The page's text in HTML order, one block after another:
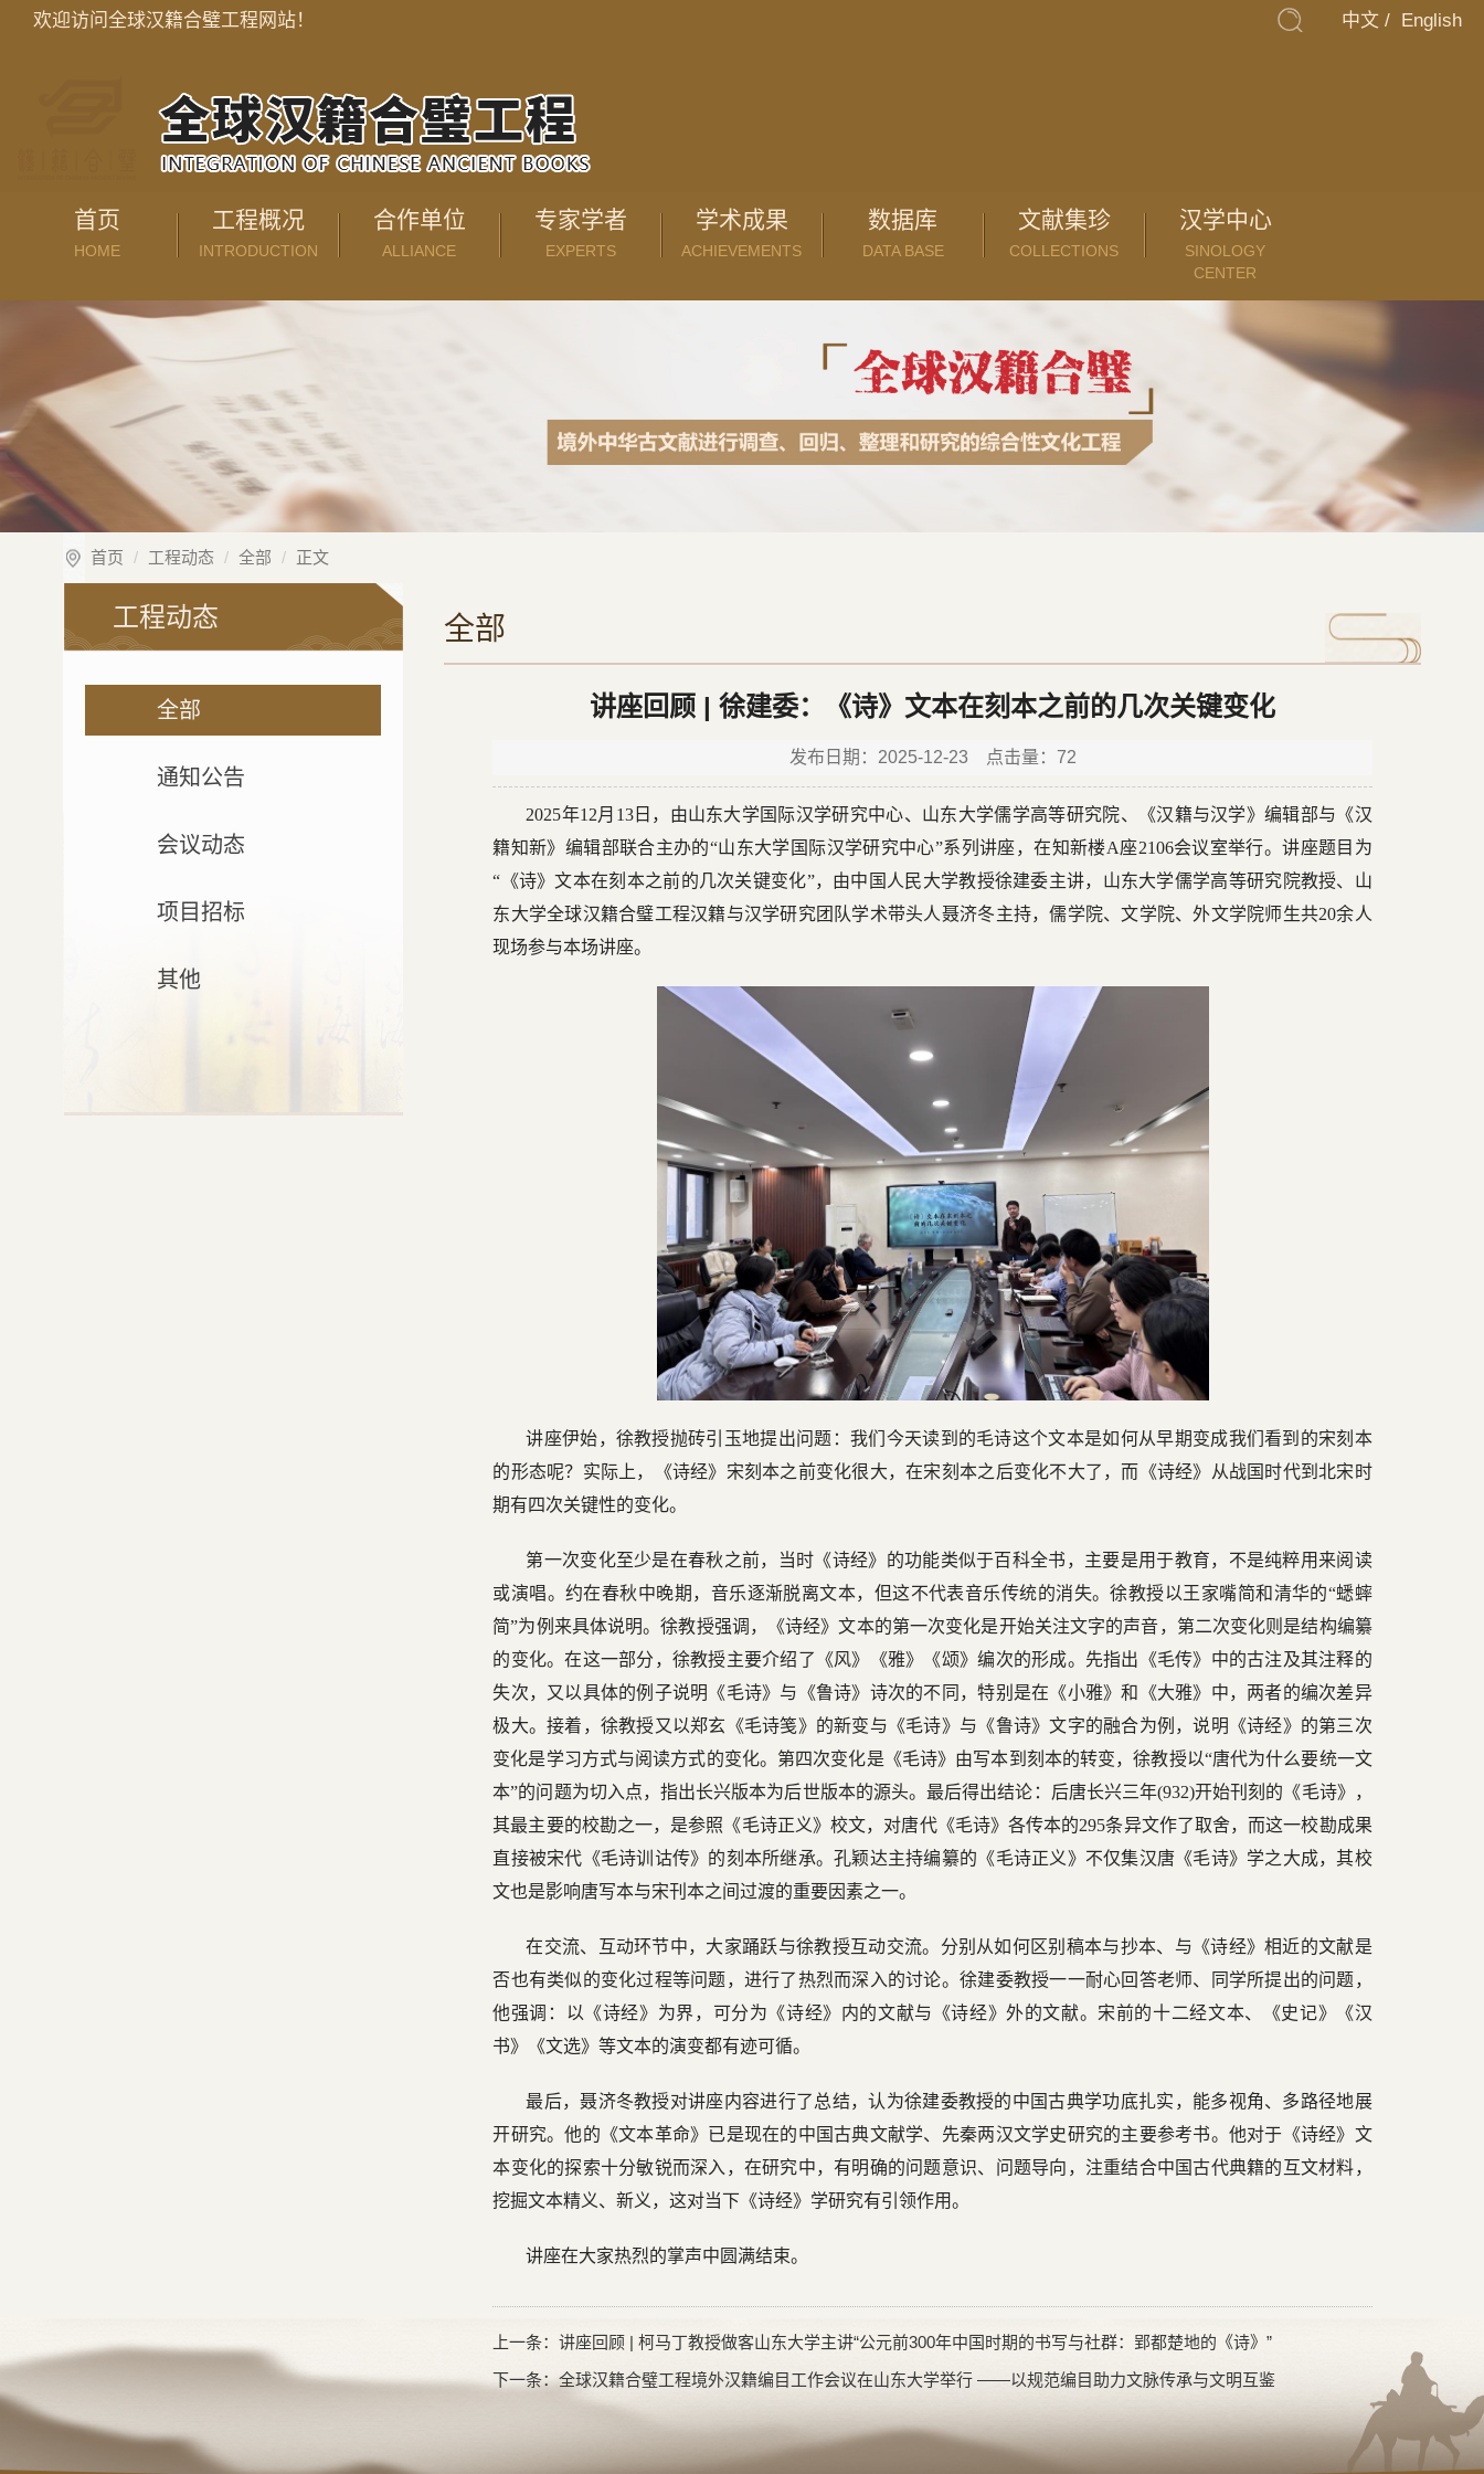
欢迎访问全球汉籍合璧工程网站！ 中文 / English
首页
HOME
工程概况
INTRODUCTION
合作单位
ALLIANCE
专家学者
EXPERTS
学术成果
ACHIEVEMENTS
数据库
DATA BASE
文献集珍
COLLECTIONS
汉学中心
SINOLOGY
CENTER
首页 工程动态 全部 正文
工程动态
全部
通知公告
会议动态
项目招标
其他
全部
讲座回顾 | 徐建委：《诗》文本在刻本之前的几次关键变化
发布日期：2025-12-23 点击量： 72
2025年12月13日，由山东大学国际汉学研究中心、山东大学儒学高等研究院、《汉籍与汉学》编辑部与《汉
籍知新》编辑部联合主办的“山东大学国际汉学研究中心”系列讲座，在知新楼A座2106会议室举行。讲座题目为
“《诗》文本在刻本之前的几次关键变化”，由中国人民大学教授徐建委主讲，山东大学儒学高等研究院教授、山
东大学全球汉籍合璧工程汉籍与汉学研究团队学术带头人聂济冬主持，儒学院、文学院、外文学院师生共20余人
现场参与本场讲座。
讲座伊始，徐教授抛砖引玉地提出问题：我们今天读到的毛诗这个文本是如何从早期变成我们看到的宋刻本
的形态呢？实际上，《诗经》宋刻本之前变化很大，在宋刻本之后变化不大了，而《诗经》从战国时代到北宋时
期有四次关键性的变化。
第一次变化至少是在春秋之前，当时《诗经》的功能类似于百科全书，主要是用于教育，不是纯粹用来阅读
或演唱。约在春秋中晚期，音乐逐渐脱离文本，但这不代表音乐传统的消失。徐教授以王家嘴简和清华的“蟋蟀
简”为例来具体说明。徐教授强调，《诗经》文本的第一次变化是开始关注文字的声音，第二次变化则是结构编纂
的变化。在这一部分，徐教授主要介绍了《风》《雅》《颂》编次的形成。先指出《毛传》中的古注及其注释的
失次，又以具体的例子说明《毛诗》与《鲁诗》诗次的不同，特别是在《小雅》和《大雅》中，两者的编次差异
极大。接着，徐教授又以郑玄《毛诗笺》的新变与《毛诗》与《鲁诗》文字的融合为例，说明《诗经》的第三次
变化是学习方式与阅读方式的变化。第四次变化是《毛诗》由写本到刻本的转变，徐教授以“唐代为什么要统一文
本”的问题为切入点，指出长兴版本为后世版本的源头。最后得出结论：后唐长兴三年(932)开始刊刻的《毛诗》，
其最主要的校勘之一，是参照《毛诗正义》校文，对唐代《毛诗》各传本的295条异文作了取舍，而这一校勘成果
直接被宋代《毛诗训诂传》的刻本所继承。孔颖达主持编纂的《毛诗正义》不仅集汉唐《毛诗》学之大成，其校
文也是影响唐写本与宋刊本之间过渡的重要因素之一。
在交流、互动环节中，大家踊跃与徐教授互动交流。分别从如何区别稿本与抄本、与《诗经》相近的文献是
否也有类似的变化过程等问题，进行了热烈而深入的讨论。徐建委教授一一耐心回答老师、同学所提出的问题，
他强调：以《诗经》为界，可分为《诗经》内的文献与《诗经》外的文献。宋前的十二经文本、《史记》《汉
书》《文选》等文本的演变都有迹可循。
最后，聂济冬教授对讲座内容进行了总结，认为徐建委教授的中国古典学功底扎实，能多视角、多路径地展
开研究。他的《文本革命》已是现在的中国古典文献学、先秦两汉文学史研究的主要参考书。他对于《诗经》文
本变化的探索十分敏锐而深入，在研究中，有明确的问题意识、问题导向，注重结合中国古代典籍的互文材料，
挖掘文本精义、新义，这对当下《诗经》学研究有引领作用。
讲座在大家热烈的掌声中圆满结束。
上一条：讲座回顾 | 柯马丁教授做客山东大学主讲“公元前300年中国时期的书写与社群：郢都楚地的《诗》”
下一条：全球汉籍合璧工程境外汉籍编目工作会议在山东大学举行 ——以规范编目助力文脉传承与文明互鉴